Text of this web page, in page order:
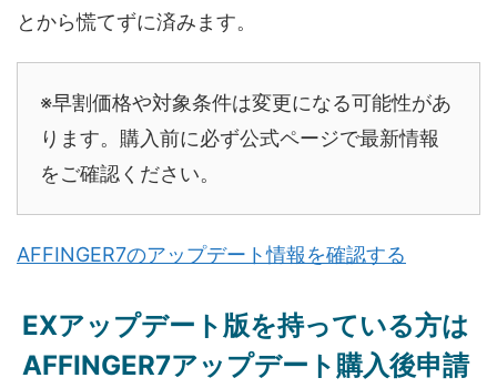
とから慌てずに済みます。
※早割価格や対象条件は変更になる可能性があ
ります。購入前に必ず公式ページで最新情報
をご確認ください。
AFFINGER7のアップデート情報を確認する
EXアップデート版を持っている方は
AFFINGER7アップデート購入後申請